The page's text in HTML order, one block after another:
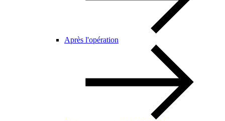
Après l'opération